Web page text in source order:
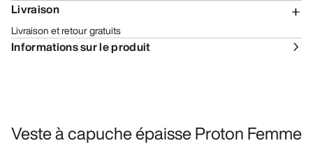
Livraison
Livraison et retour gratuits
Informations sur le produit
Veste à capuche épaisse Proton Femme